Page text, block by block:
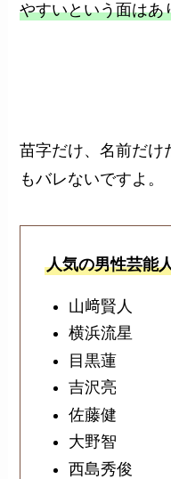
やすいという面はあ
苗字だけ、名前だけ
もバレないですよ。
人気の男性芸能
山﨑賢人
横浜流星
目黒蓮
吉沢亮
佐藤健
大野智
西島秀俊